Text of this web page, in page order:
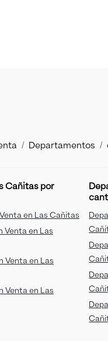
Departamentos
Cañitas por
en Las Cañitas
Venta en Las
Venta en Las
Venta en Las